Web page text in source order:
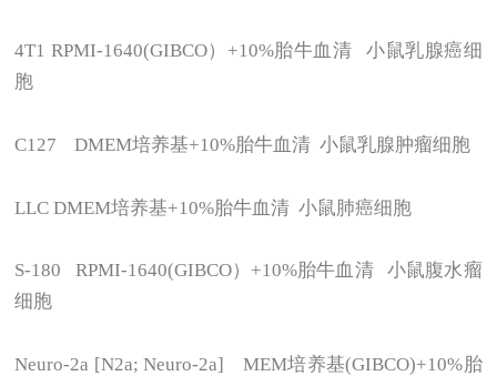
4T1 RPMI-1640(GIBCO）+10%胎牛血清 小鼠乳腺癌细
胞
C127 DMEM培养基+10%胎牛血清 小鼠乳腺肿瘤细胞
LLC DMEM培养基+10%胎牛血清 小鼠肺癌细胞
S-180 RPMI-1640(GIBCO）+10%胎牛血清 小鼠腹水瘤
细胞
Neuro-2a [N2a; Neuro-2a] MEM培养基(GIBCO)+10%胎